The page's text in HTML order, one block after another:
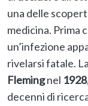
una delle
medicina. Prima
un’infezione
rivelarsi fatale. La
Flemingnel 1928
decenni di